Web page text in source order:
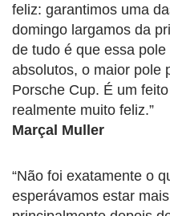
feliz: garantimos uma
domingo largamos da
de tudo é que essa
absolutos, o maior pole
Porsche Cup. É um
realmente muito feliz.”
Marçal Muller
“Não foi exatamente o
esperávamos estar